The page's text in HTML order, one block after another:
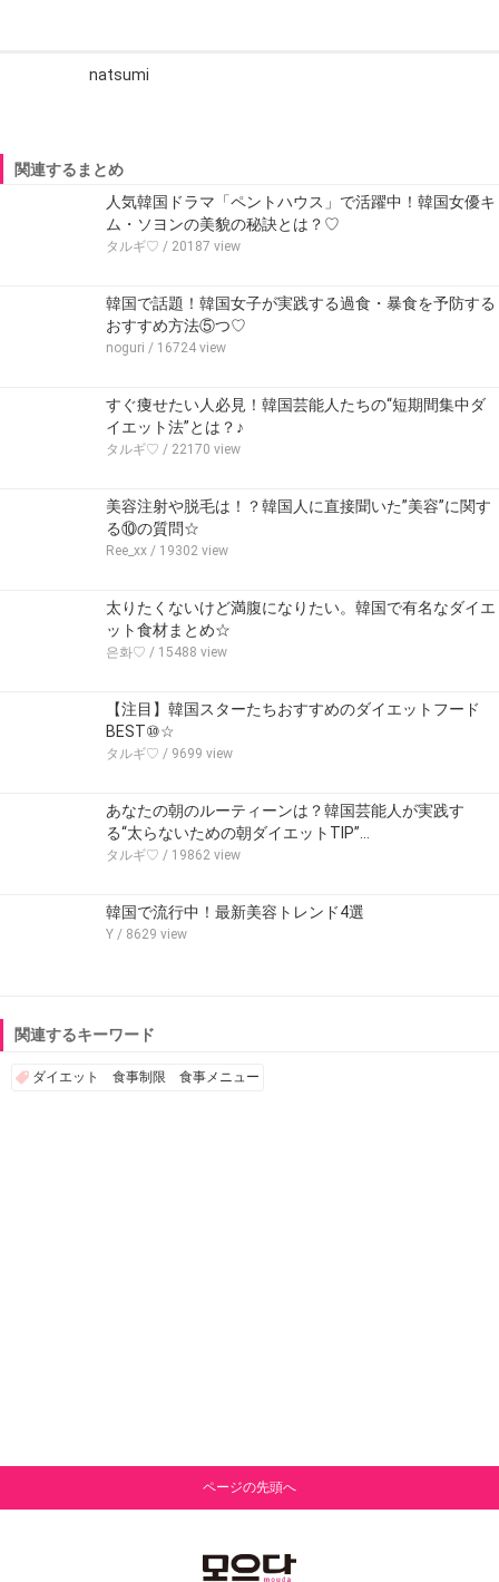
natsumi
関連するまとめ
人気韓国ドラマ「ペントハウス」で活躍中！韓国女優キ
ム・ソヨンの美貌の秘訣とは？♡
タルギ♡ / 20187 view
韓国で話題！韓国女子が実践する過食・暴食を予防する
おすすめ方法⑤つ♡
noguri / 16724 view
すぐ痩せたい人必見！韓国芸能人たちの“短期間集中ダ
イエット法”とは？♪
タルギ♡ / 22170 view
美容注射や脱毛は！？韓国人に直接聞いた”美容”に関す
る⑩の質問☆
Ree_xx / 19302 view
太りたくないけど満腹になりたい。韓国で有名なダイエ
ット食材まとめ☆
은화♡ / 15488 view
【注目】韓国スターたちおすすめのダイエットフード
BEST⑩☆
タルギ♡ / 9699 view
あなたの朝のルーティーンは？韓国芸能人が実践す
る“太らないための朝ダイエットTIP”…
タルギ♡ / 19862 view
韓国で流行中！最新美容トレンド4選
Y / 8629 view
関連するキーワード
ダイエット 食事制限 食事メニュー
ページの先頭へ